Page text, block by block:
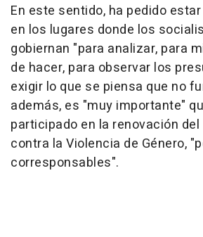
En este sentido, ha pedido
en los lugares donde los
gobiernan "para analizar, para
de hacer, para observar los
exigir lo que se piensa que no
además, es "muy importante"
participado en la renovación
contra la Violencia de Género,
corresponsables".